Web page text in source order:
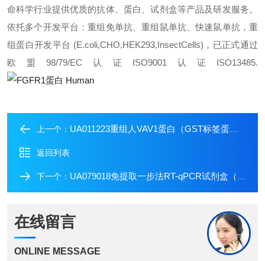
命科学行业提供优质的抗体、蛋白、试剂盒等产品及研发服务。
依托多个开发平台：重组免单抗、重组鼠单抗、快速鼠单抗，重
组蛋白开发平台 (E.coli,CHO,HEK293,InsectCells)，已正式通过
欧盟98/79/EC认证ISO9001认证ISO13485.
上一个： UA011223重组人VAV1蛋白（GST标签蛋白）
返回列表
下一个： UA079018免提取一步法RT-qPCR试剂盒（SYBR Green）
在线留言
ONLINE MESSAGE